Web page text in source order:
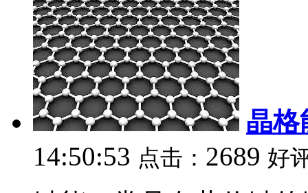
晶格
14:50:53 点击： 2689 好